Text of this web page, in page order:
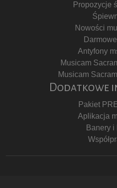
Propozycje
Nowości
Antyfony
Musicam
Musicam
Dodatkowe
Pakiet
Aplikacja
Banery i